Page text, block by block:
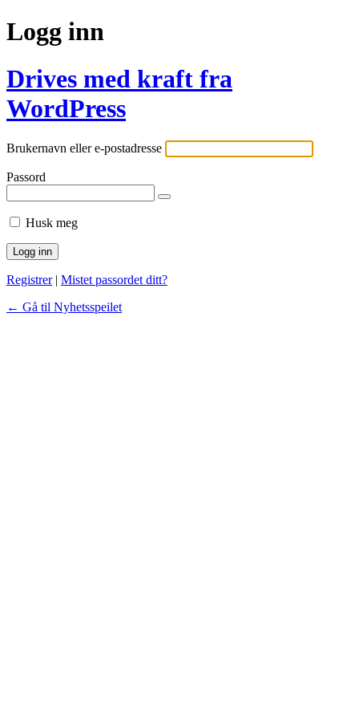
Logg inn
Drives med kraft fra
WordPress
Brukernavn eller e-postadresse
Passord
Husk meg
Registrer| Mistet passordet ditt?
← Gå til Nyhetsspeilet